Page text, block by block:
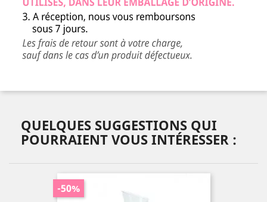
QUELQUES SUGGESTIONS QUI
POURRAIENT VOUS INTÉRESSER :
-50%